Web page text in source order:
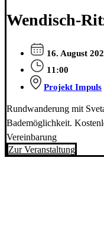
Wendisch-
16. August
11:00
Projekt Impuls
Rundwanderung mit
Bademöglichkeit.
Vereinbarung
Zur Veranstaltung